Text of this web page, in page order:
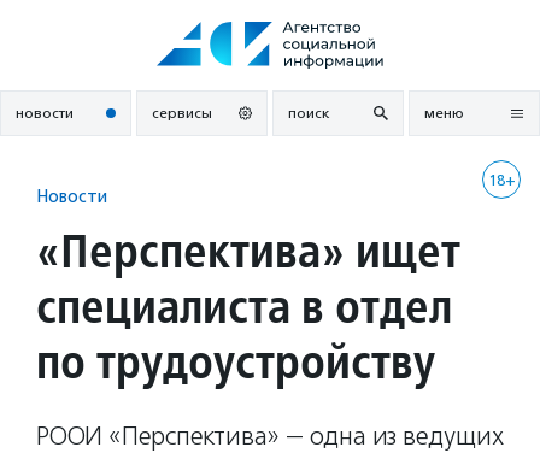
новости сервисы поиск меню
18+
Новости
«Перспектива» ищет
специалиста в отдел
по трудоустройству
РООИ «Перспектива» — одна из ведущих